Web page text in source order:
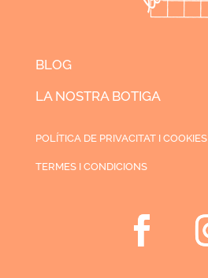
BLOG
LA NOSTRA BOTIGA
POLÍTICA DE PRIVACITAT I COOKIES
TERMES I CONDICIONS